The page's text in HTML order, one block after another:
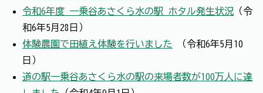
令和6年度 一乗谷あさくら水の駅 ホタル発生状況 （令
和6年5月28日）
体験農園で田植え体験を行いました
（令和6年5月10
日）
道の駅一乗谷あさくら水の駅の来場者数が100万人に達